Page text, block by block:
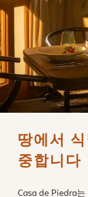
땅에서
중합니다
Casa de Piedra